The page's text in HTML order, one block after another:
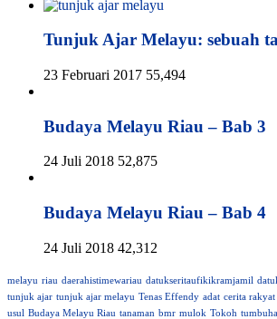
Tunjuk Ajar Melayu: sebuah
23 Februari 2017 55,494
Budaya Melayu Riau – Bab 3
24 Juli 2018 52,875
Budaya Melayu Riau – Bab 4
24 Juli 2018 42,312
melayu riau daerahistimewariau datukseritaufikikramjamil
tunjuk ajar tunjuk ajar melayu Tenas Effendy adat cerita rakyat
usul Budaya Melayu Riau tanaman bmr mulok Tokoh